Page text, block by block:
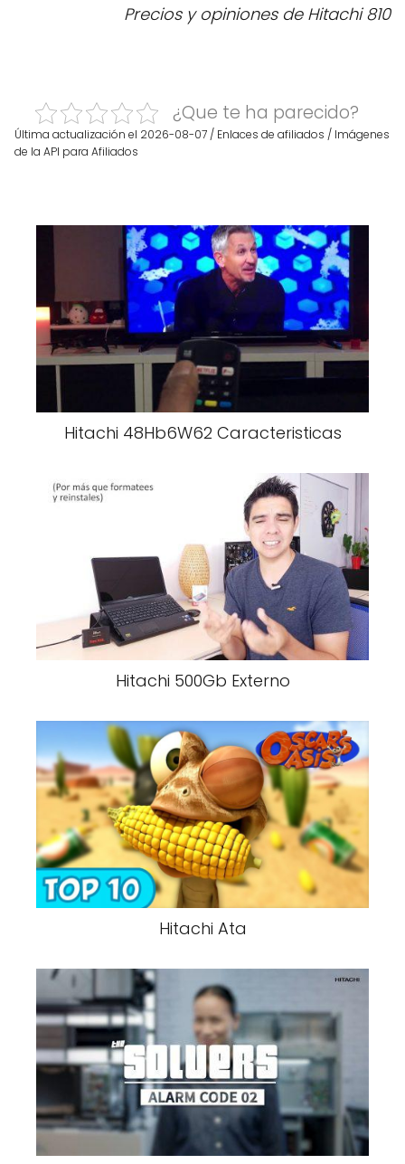
Precios y opiniones de Hitachi 810
¿Que te ha parecido?
Última actualización el 2026-08-07 / Enlaces de afiliados / Imágenes
de la API para Afiliados
Hitachi 48Hb6W62 Caracteristicas
Hitachi 500Gb Externo
Hitachi Ata